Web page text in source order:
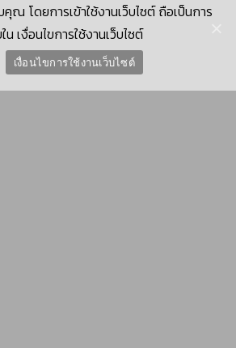
Computer Services Co., Ltd. (KTCS)
ณ โดยการเข้าใช้งานเว็บไซต์ ถือเป็นการ
น เงื่อนไขการใช้งานเว็บไซต์
เงื่อนไขการใช้งานเว็บไซต์